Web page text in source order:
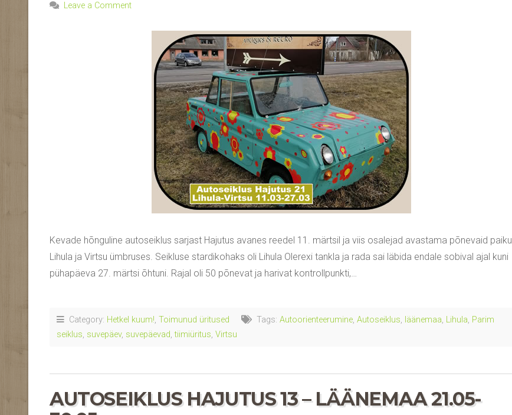
Leave a Comment
Kevade hõnguline autoseiklus sarjast Hajutus avanes reedel 11. märtsil ja viis osalejad avastama põnevaid paiku
Lihula ja Virtsu ümbruses. Seikluse stardikohaks oli Lihula Olerexi tankla ja rada sai läbida endale sobival ajal kuni
pühapäeva 27. märtsi õhtuni. Rajal oli 50 põnevat ja harivat kontrollpunkti,…
Category: Hetkel kuum!, Toimunud üritused Tags: Autoorienteerumine, Autoseiklus, läänemaa, Lihula, Parim
seiklus, suvepäev, suvepäevad,tiimiüritus, Virtsu
AUTOSEIKLUS HAJUTUS 13 – LÄÄNEMAA 21.05-